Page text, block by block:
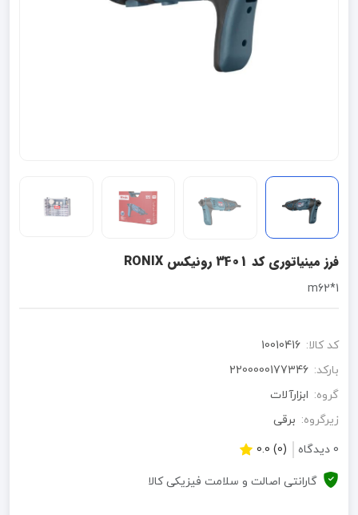
فرز مینیاتوری کد 3401 رونیکس RONIX
1*m62
کد کالا: 10010416
بارکد: 2200000177346
گروه: ابزارآلات
زیرگروه: برقی
0 دیدگاه
(0) 0.0
گارانتی اصالت و سلامت فیزیکی کالا